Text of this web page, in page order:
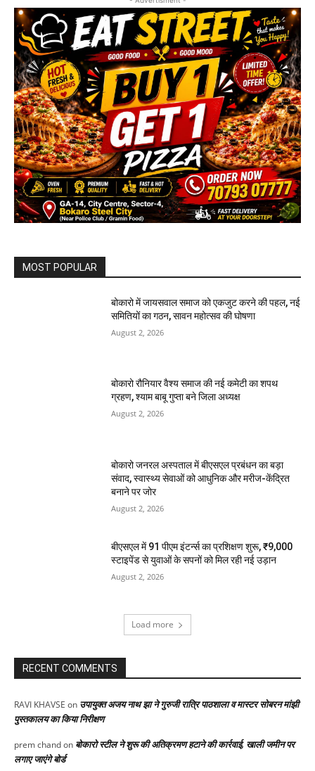
MOST POPULAR
बोकारो में जायसवाल समाज को एकजुट करने की पहल, नई
समितियों का गठन, सावन महोत्सव की घोषणा
August 2, 2026
बोकारो रौनियार वैश्य समाज की नई कमेटी का शपथ
ग्रहण, श्याम बाबू गुप्ता बने जिला अध्यक्ष
August 2, 2026
बोकारो जनरल अस्पताल में बीएसएल प्रबंधन का बड़ा
संवाद, स्वास्थ्य सेवाओं को आधुनिक और मरीज-केंद्रित
बनाने पर जोर
August 2, 2026
बीएसएल में 91 पीएम इंटर्न्स का प्रशिक्षण शुरू, ₹9,000
स्टाइपेंड से युवाओं के सपनों को मिल रही नई उड़ान
August 2, 2026
Load more
RECENT COMMENTS
RAVI KHAVSE on उपायुक्त अजय नाथ झा ने गुरुजी रात्रि पाठशाला व मास्टर सोबरन मांझी
पुस्तकालय का किया निरीक्षण
prem chandon बोकारो स्टील ने शुरू की अतिक्रमण हटाने की कार्रवाई, खाली जमीन पर
लगाए जाएंगे बोर्ड